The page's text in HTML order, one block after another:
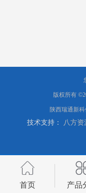
版权所有
陕西瑞通新
技术支持： 八方资
首页 产品